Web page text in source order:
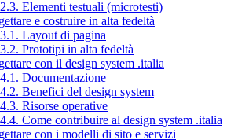
Elementi testuali (microtesti)
e costruire in alta fedeltà
Layout di pagina
Prototipi in alta fedeltà
con il design system .italia
Documentazione
Benefici del design system
Risorse operative
Come contribuire al design system .italia
con i modelli di sito e servizi